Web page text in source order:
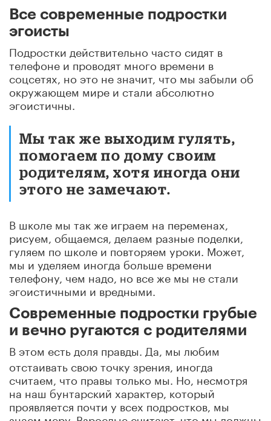
Все современные подростки
эгоисты
Подростки действительно часто сидят в
телефоне и проводят много времени в
соцсетях, но это не значит, что мы забыли об
окружающем мире и стали абсолютно
эгоистичны.
Мы так же выходим гулять,
помогаем по дому своим
родителям, хотя иногда они
этого не замечают.
В школе мы так же играем на переменах,
рисуем, общаемся, делаем разные поделки,
гуляем по школе и повторяем уроки. Может,
мы и уделяем иногда больше времени
телефону, чем надо, но все же мы не стали
эгоистичными и вредными.
Современные подростки грубые
и вечно ругаются с родителями
В этом есть доля правды. Да, мы любим
отстаивать свою точку зрения, иногда
считаем, что правы только мы. Но, несмотря
на наш бунтарский характер, который
проявляется почти у всех подростков, мы